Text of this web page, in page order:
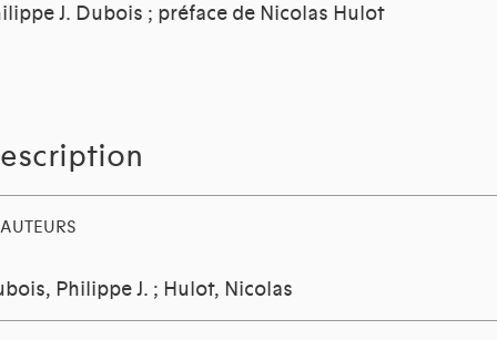
J. Dubois ; préface de Nicolas Hulot
AUTEURS
Philippe J. ; Hulot, Nicolas